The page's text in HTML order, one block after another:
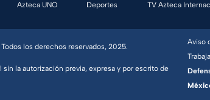
Azteca UNO
Deportes
TV Azteca
los derechos reservados, 2025.
la autorización previa, expresa y por escrito de
Aviso